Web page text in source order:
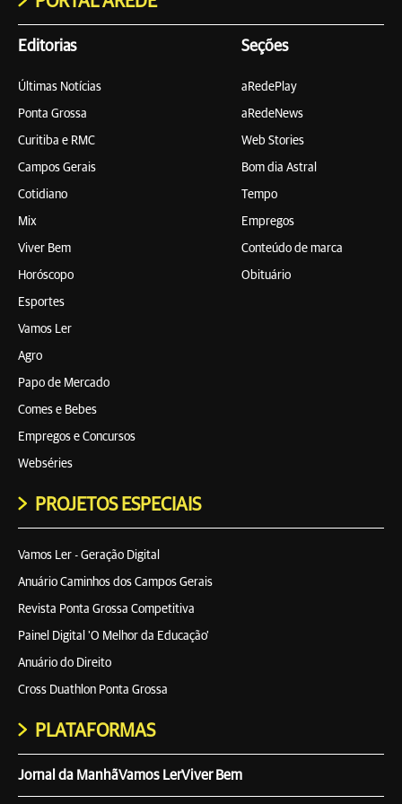
Editorias
Últimas Notícias
Ponta Grossa
Curitiba e RMC
Campos Gerais
Cotidiano
Mix
Viver Bem
Horóscopo
Esportes
Vamos Ler
Agro
Papo de Mercado
Comes e Bebes
Empregos e Concursos
Webséries
Seções
aRedePlay
aRedeNews
Web Stories
Bom dia Astral
Tempo
Empregos
Conteúdo de marca
Obituário
PROJETOS ESPECIAIS
Vamos Ler - Geração Digital
Anuário Caminhos dos Campos Gerais
Revista Ponta Grossa Competitiva
Painel Digital 'O Melhor da Educação'
Anuário do Direito
Cross Duathlon Ponta Grossa
PLATAFORMAS
Jornal da ManhãVamos LerViver Bem